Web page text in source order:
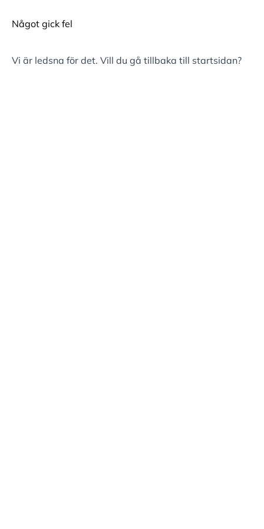
Något gick fel
Vi är ledsna för det. Vill du gå tillbaka till startsidan?